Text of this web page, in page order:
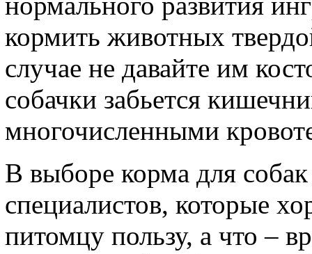
кормить животных
случае не давайте им
собачки забьется
многочисленными
В выборе корма для
специалистов, которые
питомцу пользу, а что –